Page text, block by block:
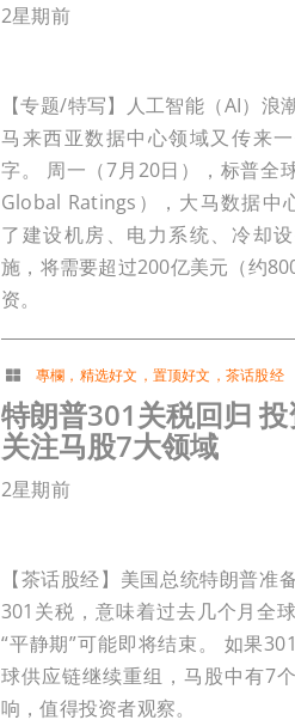
2星期前
【专题/特写】人工智能（AI）浪
马来西亚数据中心领域又传来
字。 周一（7月20日），标普全
Global Ratings），大马数据中
了建设机房、电力系统、冷却
施，将需要超过200亿美元（约
资。
專欄 ， 精选好文 ， 置顶好文 ， 茶话股经
特朗普301关税回归
关注马股7大领域
2星期前
【茶话股经】美国总统特朗普准
301关税，意味着过去几个月全
“平静期”可能即将结束。 如果
球供应链继续重组，马股中有7
响，值得投资者观察。